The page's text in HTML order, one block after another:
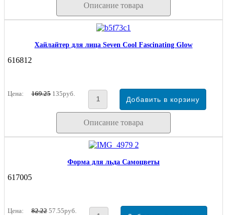
Описание товара
Хайлайтер для лица Seven Cool Fascinating Glow
616812
Цена: 169.25 135руб.
Описание товара
Форма для льда Самоцветы
617005
Цена: 82.22 57.55руб.